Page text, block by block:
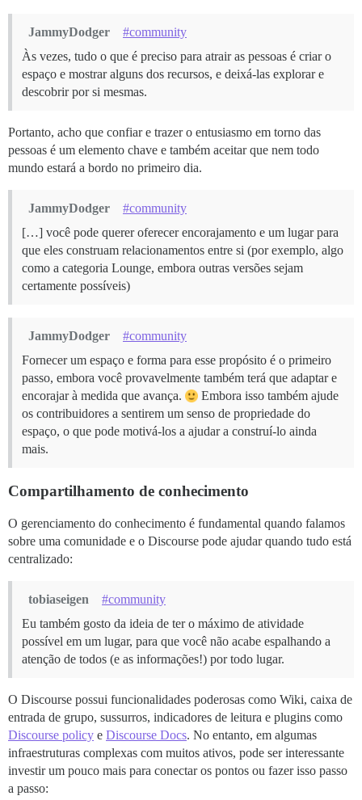
JammyDodger
#community
Às vezes, tudo o que é preciso para atrair as pessoas é criar o
espaço e mostrar alguns dos recursos, e deixá-las explorar e
descobrir por si mesmas.
Portanto, acho que confiar e trazer o entusiasmo em torno das
pessoas é um elemento chave e também aceitar que nem todo
mundo estará a bordo no primeiro dia.
JammyDodger
#community
[…] você pode querer oferecer encorajamento e um lugar para
que eles construam relacionamentos entre si (por exemplo, algo
como a categoria Lounge, embora outras versões sejam
certamente possíveis)
JammyDodger
#community
Fornecer um espaço e forma para esse propósito é o primeiro
passo, embora você provavelmente também terá que adaptar e
encorajar à medida que avança.
Embora isso também ajude
os contribuidores a sentirem um senso de propriedade do
espaço, o que pode motivá-los a ajudar a construí-lo ainda
mais.
Compartilhamento de conhecimento
O gerenciamento do conhecimento é fundamental quando falamos
sobre uma comunidade e o Discourse pode ajudar quando tudo está
centralizado:
tobiaseigen
#community
Eu também gosto da ideia de ter o máximo de atividade
possível em um lugar, para que você não acabe espalhando a
atenção de todos (e as informações!) por todo lugar.
O Discourse possui funcionalidades poderosas como Wiki, caixa de
entrada de grupo, sussurros, indicadores de leitura e plugins como
Discourse policy e Discourse Docs. No entanto, em algumas
infraestruturas complexas com muitos ativos, pode ser interessante
investir um pouco mais para conectar os pontos ou fazer isso passo
a passo: